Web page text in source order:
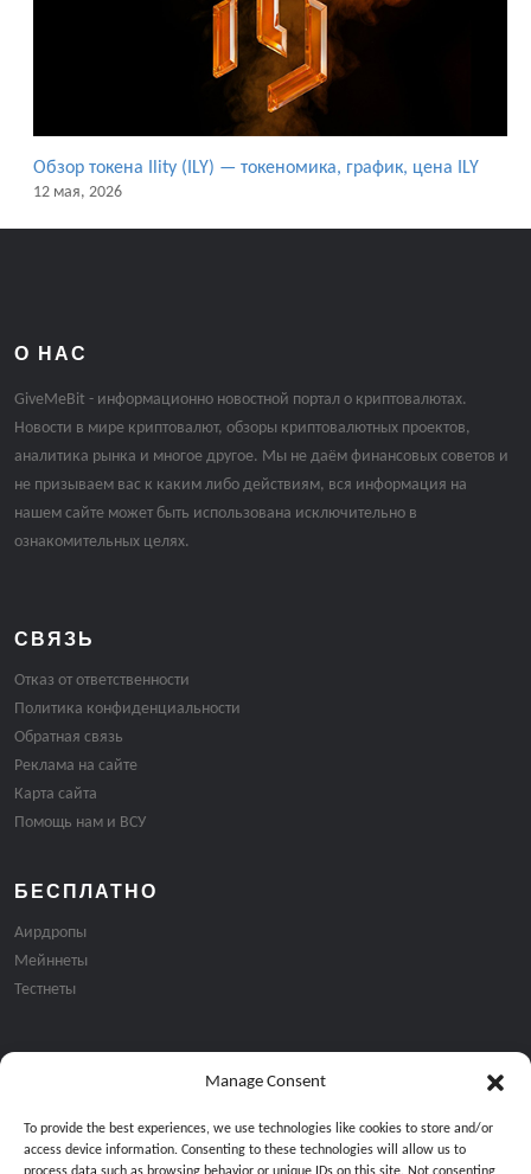
Manage Consent
To provide the best experiences, we use technologies like cookies to store and/or
access device information. Consenting to these technologies will allow us to
Обзор токена Ility (ILY) — токеномика, график, цена ILY
12 мая, 2026
О НАС
GiveMeBit - информационно новостной портал о криптовалютах.
Новости в мире криптовалют, обзоры криптовалютных проектов,
аналитика рынка и многое другое. Мы не даём финансовых советов и
не призываем вас к каким либо действиям, вся информация на
нашем сайте может быть использована исключительно в
ознакомительных целях.
СВЯЗЬ
Отказ от ответственности
Политика конфиденциальности
Обратная связь
Реклама на сайте
Карта сайта
Помощь нам и ВСУ
БЕСПЛАТНО
Аирдропы
Мейннеты
Тестнеты
Подписка на email рассылку: